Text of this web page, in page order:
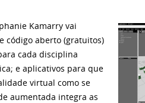
Kamarry vai
código aberto (gratuitos)
cada disciplina
e aplicativos para que
virtual como se
aumentada integra as